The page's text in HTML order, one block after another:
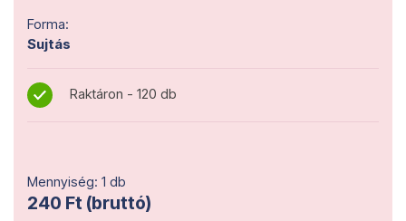
Forma:
Sujtás
Raktáron - 120 db
Mennyiség: 1 db
240 Ft (bruttó)